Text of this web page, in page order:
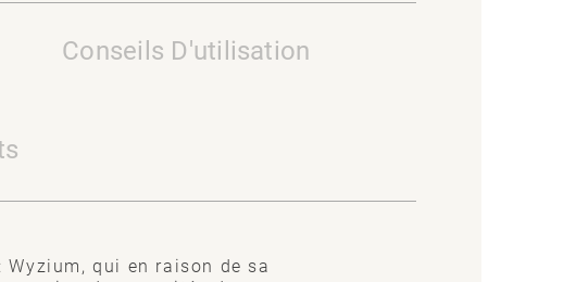
Conseils D'utilisation
qui en raison de sa